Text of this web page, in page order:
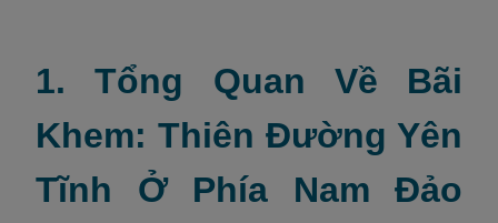
1. Tổng Quan Về Bãi
Khem: Thiên Đường Yên
Tĩnh Ở Phía Nam Đảo